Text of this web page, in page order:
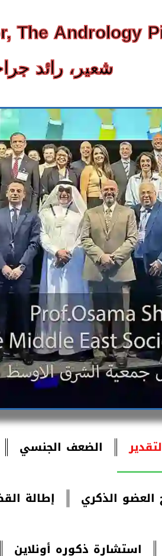
شعير، رائد
الضعف الجنسي
العضو الذكري ‏إطالة
استشارة ذكوره أونلاين